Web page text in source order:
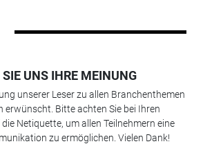
UNS IHRE MEINUNG
unserer Leser zu allen Branchenthemen
erwünscht. Bitte achten Sie bei Ihren
Netiquette, um allen Teilnehmern eine
zu ermöglichen. Vielen Dank!